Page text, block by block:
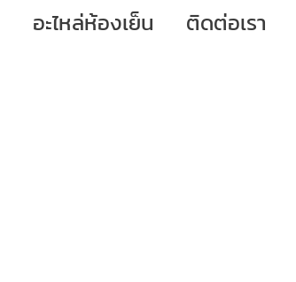
อะไหล่ห้องเย็น ติดต่อเรา